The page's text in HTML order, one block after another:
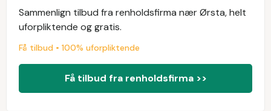
Sammenlign tilbud fra renholdsfirma nær Ørsta, helt
uforpliktende og gratis.
Få tilbud • 100% uforpliktende
Få tilbud fra renholdsfirma >>